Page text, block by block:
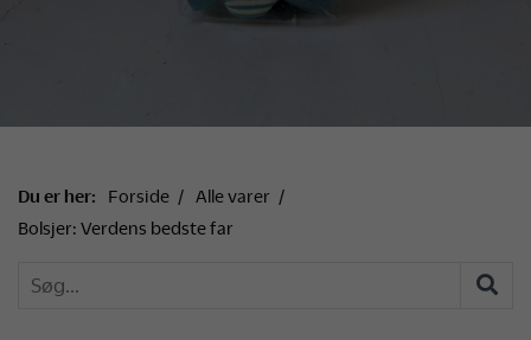
Du er her: Forside
Alle varer
Bolsjer: Verdens bedste far